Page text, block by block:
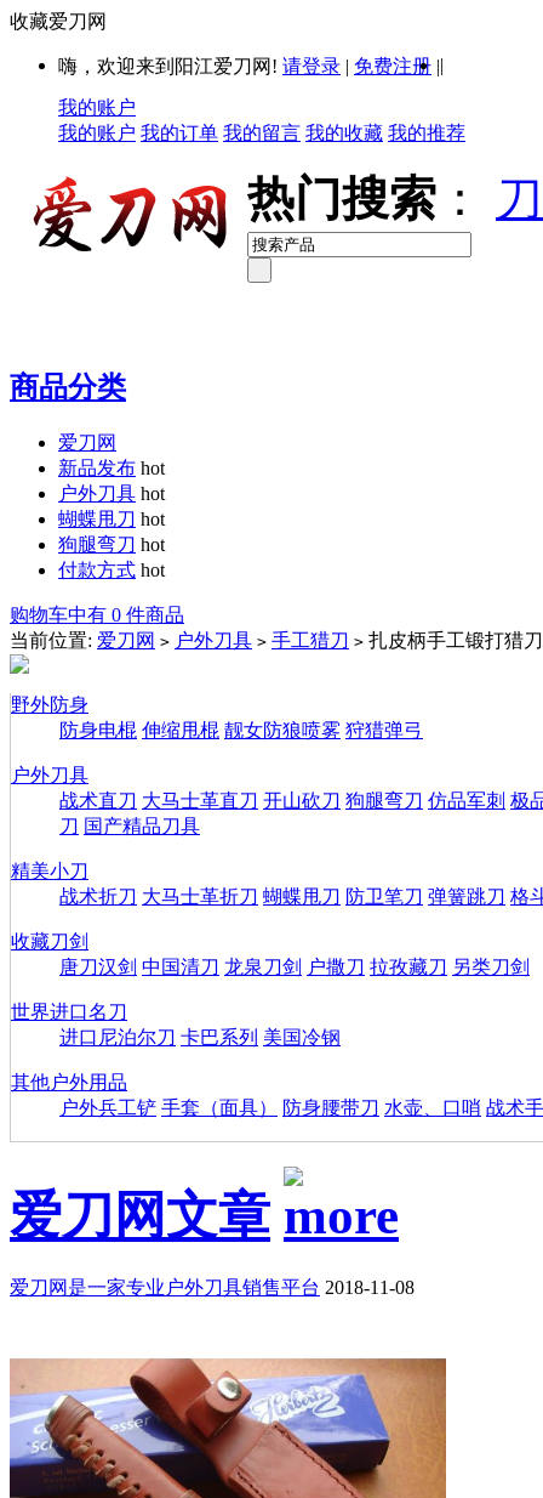
收藏爱刀网
嗨，欢迎来到阳江爱刀网! 请登录 | 免费注册 ||
我的账户
我的账户 我的订单 我的留言 我的收藏 我的推荐
热门搜索 ：
商品分类
爱刀网
新品发布 hot
户外刀具 hot
蝴蝶甩刀 hot
狗腿弯刀 hot
付款方式 hot
购物车中有 0 件商品
当前位置: 爱刀网 > 户外刀具 > 手工猎刀 > 扎皮柄手工锻打猎
野外防身
防身电棍 伸缩甩棍 靓女防狼喷雾 狩猎弹弓
户外刀具
战术直刀 大马士革直刀 开山砍刀 狗腿弯刀 仿品军刺 极
刀 国产精品刀具
精美小刀
战术折刀 大马士革折刀 蝴蝶甩刀 防卫笔刀 弹簧跳刀 格
收藏刀剑
唐刀汉剑 中国清刀 龙泉刀剑 户撒刀 拉孜藏刀 另类刀剑
世界进口名刀
进口尼泊尔刀 卡巴系列 美国冷钢
其他户外用品
户外兵工铲 手套（面具） 防身腰带刀 水壶、口哨 战术
爱刀网文章
爱刀网是一家专业户外刀具销售平台 2018-11-08